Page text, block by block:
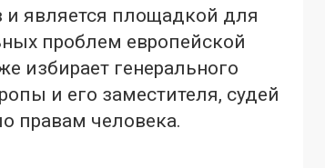
и является площадкой для
проблем европейской
избирает генерального
и его заместителя, судей
правам человека.